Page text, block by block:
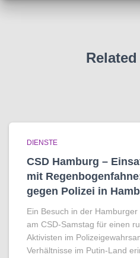
DIENSTE
CSD Hamburg –
mit
gegen Polizei in
Ein Besuch in der
am CSD-Samstag für einen
Aktivisten im
Verhältnisse im Putin-Land